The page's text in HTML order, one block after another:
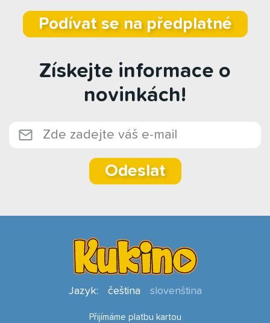
Podívat se na předplatné
Získejte informace o
novinkách!
Odeslat
Jazyk: čeština slovenština
Přijímáme platbu kartou